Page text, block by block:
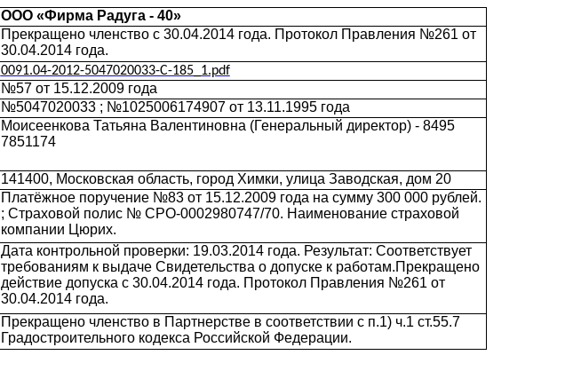
OOO «Фирма Радуга - 40»
Прекращено членство с 30.04.2014 года. Протокол Правления №261 от
30.04.2014 года.
0091.04-2012-5047020033-C-185_1.pdf
№57 от 15.12.2009 года
№5047020033 ; №1025006174907 от 13.11.1995 года
Моисеенкова Татьяна Валентиновна (Генеральный директор) - 8495
7851174
141400, Московская область, город Химки, улица Заводская, дом 20
Платёжное поручение №83 от 15.12.2009 года на сумму 300 000 рублей.
; Страховой полис № СРО-0002980747/70. Наименование страховой
компании Цюрих.
Дата контрольной проверки: 19.03.2014 года. Результат: Соответствует
требованиям к выдаче Свидетельства о допуске к работам.Прекращено
действие допуска с 30.04.2014 года. Протокол Правления №261 от
30.04.2014 года.
Прекращено членство в Партнерстве в соответствии с п.1) ч.1 ст.55.7
Градостроительного кодекса Российской Федерации.